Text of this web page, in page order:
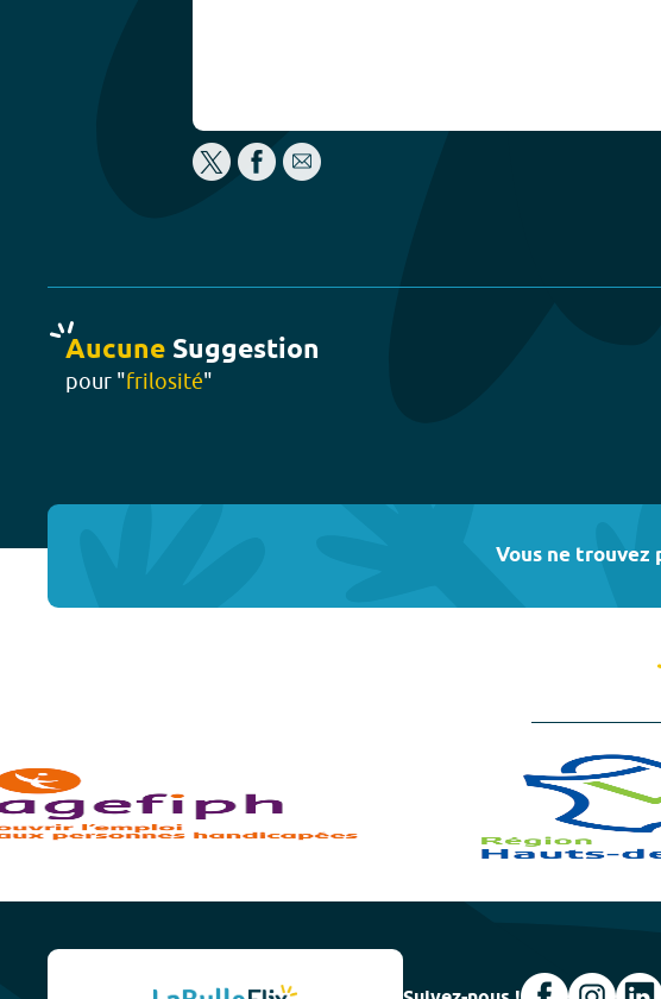
Aucune Suggestion
pour "frilosité"
Vous ne trouvez